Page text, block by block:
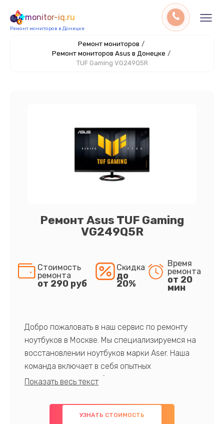
monitor-iq.ru
Ремонт мониторов в Донецке
Ремонт мониторов /
Ремонт мониторов Asus в Донецке /
TUF Gaming VG249Q5R
Ремонт Asus TUF Gaming
VG249Q5R
Стоимость
ремонта
от 290 руб
Скидка
до
20%
Время
ремонта
от 20
мин
Добро пожаловать в наш сервис по ремонту
ноутбуков в Москве. Мы специализируемся на
восстановлении ноутбуков марки Aser. Наша
команда включает в себя опытных
профессионалов с обширными знаниями и
предлагаем быстрый и качественный ремонт с
использованием оригинальных компонентов, а
УЗНАТЬ СТОИМОСТЬ